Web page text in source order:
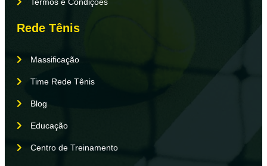
Rede Tênis
Massificação
Time Rede Tênis
Blog
Educação
Centro de Treinamento